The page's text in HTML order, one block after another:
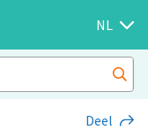
NL
Deel